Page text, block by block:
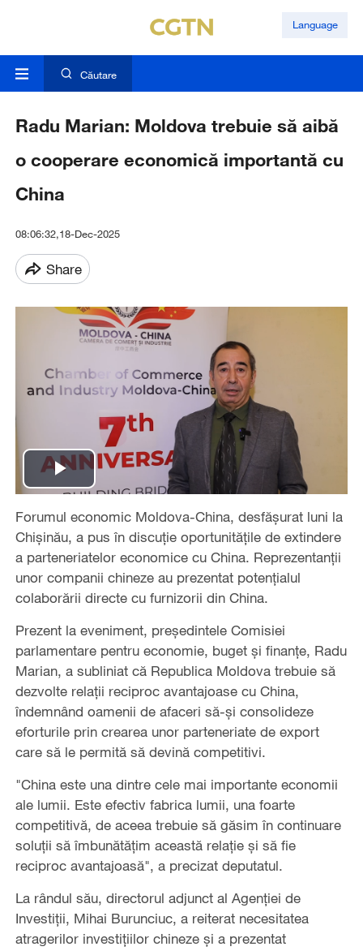
Language
Căutare
Radu Marian: Moldova trebuie să aibă
o cooperare economică importantă cu
China
08:06:32,18-Dec-2025
Share
Play
Video
Forumul economic Moldova-China, desfășurat luni la
Chișinău, a pus în discuție oportunitățile de extindere
a parteneriatelor economice cu China. Reprezentanții
unor companii chineze au prezentat potențialul
colaborării directe cu furnizorii din China.
Prezent la eveniment, președintele Comisiei
parlamentare pentru economie, buget și finanțe, Radu
Marian, a subliniat că Republica Moldova trebuie să
dezvolte relații reciproc avantajoase cu China,
îndemnând oamenii de afaceri să-și consolideze
eforturile prin crearea unor parteneriate de export
care să le permită să devină competitivi.
"China este una dintre cele mai importante economii
ale lumii. Este efectiv fabrica lumii, una foarte
competitivă, de aceea trebuie să găsim în continuare
soluții să îmbunătățim această relație și să fie
reciproc avantajoasă", a precizat deputatul.
La rândul său, directorul adjunct al Agenției de
Investiții, Mihai Burunciuc, a reiterat necesitatea
atragerilor investițiilor chineze și a prezentat